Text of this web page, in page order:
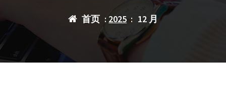
首页 : 2025 : 12 月